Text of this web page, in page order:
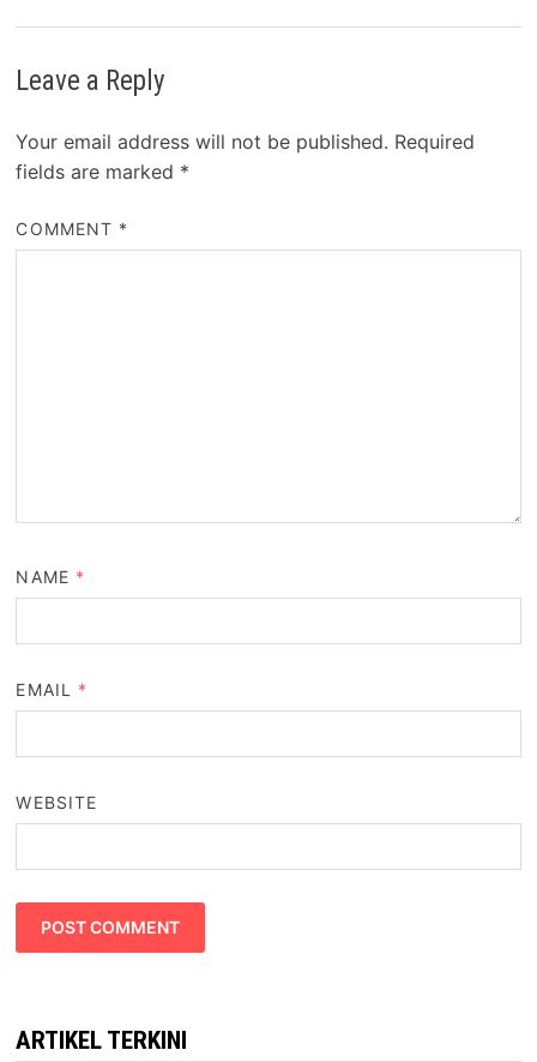
Leave a Reply
Your email address will not be published. Required
fields are marked *
COMMENT *
NAME *
EMAIL *
WEBSITE
ARTIKEL TERKINI